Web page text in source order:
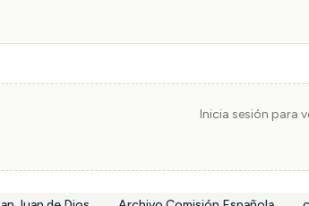
Inicia sesión para